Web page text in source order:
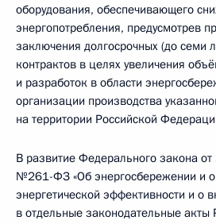
оборудования, обеспечивающего
энергопотребления, предусмотрев
заключения долгосрочных (до семи
контрактов в целях увеличения
и разработок в области
организации производства
на территории Российской
В развитие Федерального закона
№261-ФЗ «Об энергосбережении и
энергетической эффективности и о
в отдельные законодательные акты